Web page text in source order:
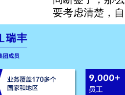
要考虑清楚，